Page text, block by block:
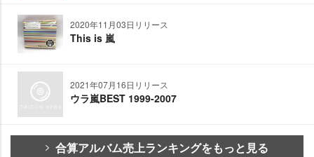
2020年11月03日リリース
This is 嵐
2021年07月16日リリース
ウラ嵐BEST 1999-2007
合算アルバム売上ランキングをもっと見る